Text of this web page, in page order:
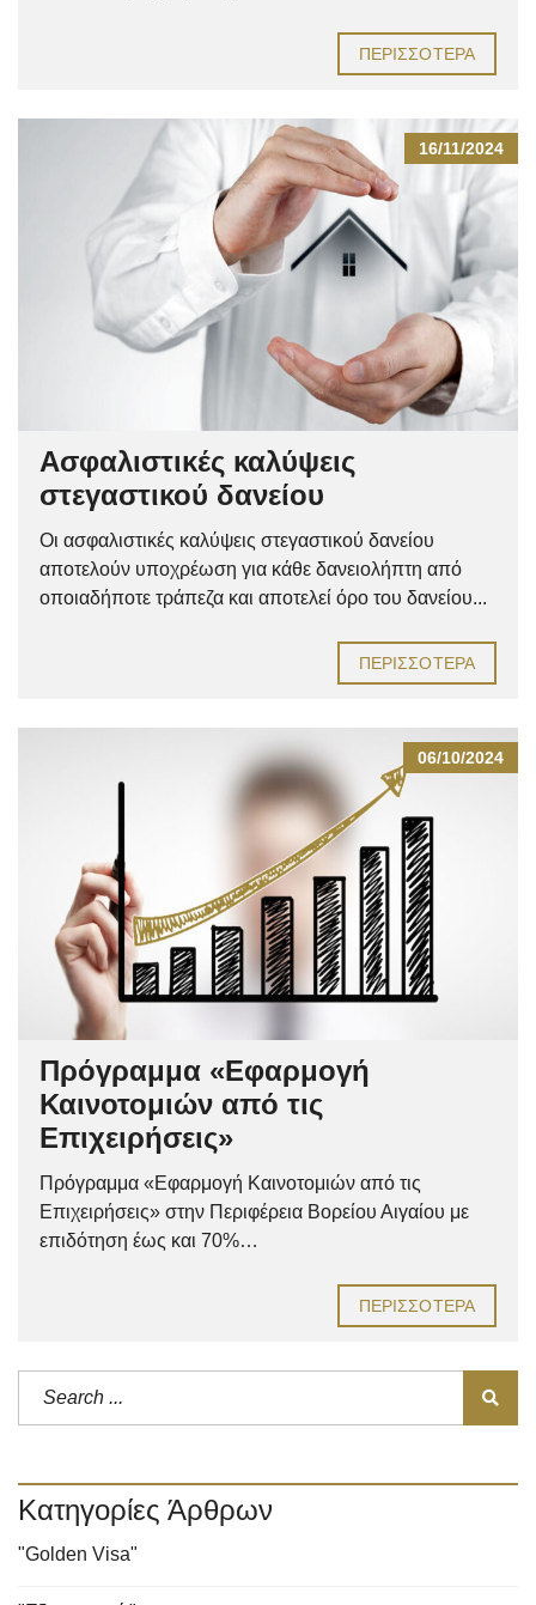
ΠΕΡΙΣΣΌΤΕΡΑ
16/11/2024
Ασφαλιστικές καλύψεις
στεγαστικού δανείου
Οι ασφαλιστικές καλύψεις στεγαστικού δανείου
αποτελούν υποχρέωση για κάθε δανειολήπτη από
οποιαδήποτε τράπεζα και αποτελεί όρο του δανείου...
ΠΕΡΙΣΣΌΤΕΡΑ
06/10/2024
Πρόγραμμα «Εφαρμογή
Καινοτομιών από τις
Επιχειρήσεις»
Πρόγραμμα «Εφαρμογή Καινοτομιών από τις
Επιχειρήσεις» στην Περιφέρεια Βορείου Αιγαίου με
επιδότηση έως και 70%…
ΠΕΡΙΣΣΌΤΕΡΑ
Κατηγορίες Άρθρων
"Golden Visa"